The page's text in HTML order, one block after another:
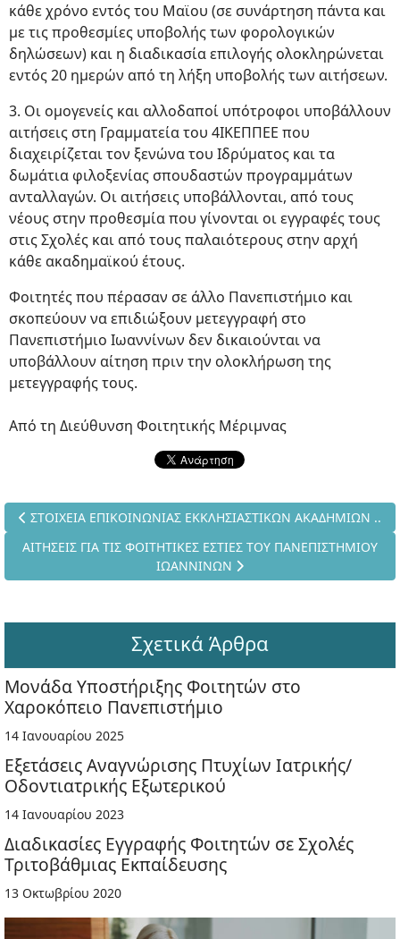
κάθε χρόνο εντός του Μαϊου (σε συνάρτηση πάντα και
με τις προθεσμίες υποβολής των φορολογικών
δηλώσεων) και η διαδικασία επιλογής ολοκληρώνεται
εντός 20 ημερών από τη λήξη υποβολής των αιτήσεων.
3. Οι ομογενείς και αλλοδαποί υπότροφοι υποβάλλουν
αιτήσεις στη Γραμματεία του 4ΙΚΕΠΠΕΕ που
διαχειρίζεται τον ξενώνα του Ιδρύματος και τα
δωμάτια φιλοξενίας σπουδαστών προγραμμάτων
ανταλλαγών. Οι αιτήσεις υποβάλλονται, από τους
νέους στην προθεσμία που γίνονται οι εγγραφές τους
στις Σχολές και από τους παλαιότερους στην αρχή
κάθε ακαδημαϊκού έτους.
Φοιτητές που πέρασαν σε άλλο Πανεπιστήμιο και
σκοπεύουν να επιδιώξουν μετεγγραφή στο
Πανεπιστήμιο Ιωαννίνων δεν δικαιούνται να
υποβάλλουν αίτηση πριν την ολοκλήρωση της
μετεγγραφής τους.
Από τη Διεύθυνση Φοιτητικής Μέριμνας
Προηγούμενο άρθρο: ΣΤΟΙΧΕΙΑ ΕΠΙΚΟΙΝΩΝΙΑΣ
ΣΤΟΙΧΕΙΑ ΕΠΙΚΟΙΝΩΝΙΑΣ ΕΚΚΛΗΣΙΑΣΤΙΚΩΝ ΑΚΑΔΗΜΙΩΝ ..
Επόμενο άρθρο: ΑΙΤΗΣΕΙΣ ΓΙΑ ΤΙΣ ΦΟΙΤΗΤΙΚΕΣ ΕΣΤΙΕΣ ΤΟΥ
ΑΙΤΗΣΕΙΣ ΓΙΑ ΤΙΣ ΦΟΙΤΗΤΙΚΕΣ ΕΣΤΙΕΣ ΤΟΥ ΠΑΝΕΠΙΣΤΗΜΙΟΥ
ΙΩΑΝΝΙΝΩΝ
Σχετικά Άρθρα
Μονάδα Υποστήριξης Φοιτητών στο
Χαροκόπειο Πανεπιστήμιο
14 Ιανουαρίου 2025
Εξετάσεις Αναγνώρισης Πτυχίων Ιατρικής/
Οδοντιατρικής Εξωτερικού
14 Ιανουαρίου 2023
Διαδικασίες Εγγραφής Φοιτητών σε Σχολές
Τριτοβάθμιας Εκπαίδευσης
13 Οκτωβρίου 2020